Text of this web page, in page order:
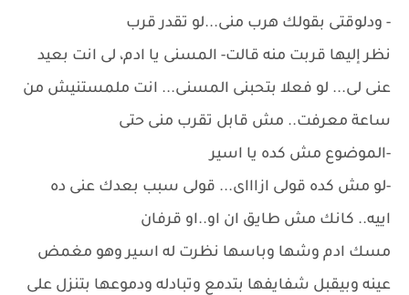
- ودلوقتى بقولك هرب منى...لو تقدر قرب
نظر إليها قربت منه قالت- المسنى يا ادم، لى انت بعيد
عنى لى... لو فعلا بتحبنى المسنى... انت ملمستنيش من
ساعة معرفت.. مش قابل تقرب منى حتى
-الموضوع مش كده يا اسير
-لو مش كده قولى ازاااى... قولى سبب بعدك عنى ده
اييه.. كانك مش طايق ان او..او قرفان
مسك ادم وشها وباسها نظرت له اسير وهو مغمض
عينه وبيقبل شفايفها بتدمع وتبادله ودموعها بتنزل على